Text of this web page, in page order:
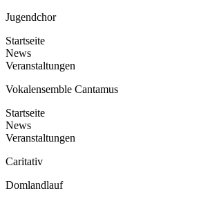
Jugendchor
Startseite
News
Veranstaltungen
Vokalensemble Cantamus
Startseite
News
Veranstaltungen
Caritativ
Domlandlauf